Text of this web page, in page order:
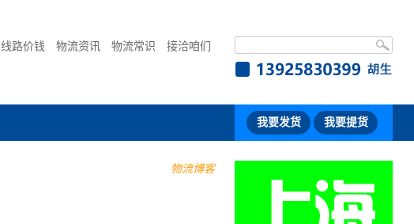
线路价钱 物流资讯 物流常识 接洽咱们
我要发货 我要提货
物流博客